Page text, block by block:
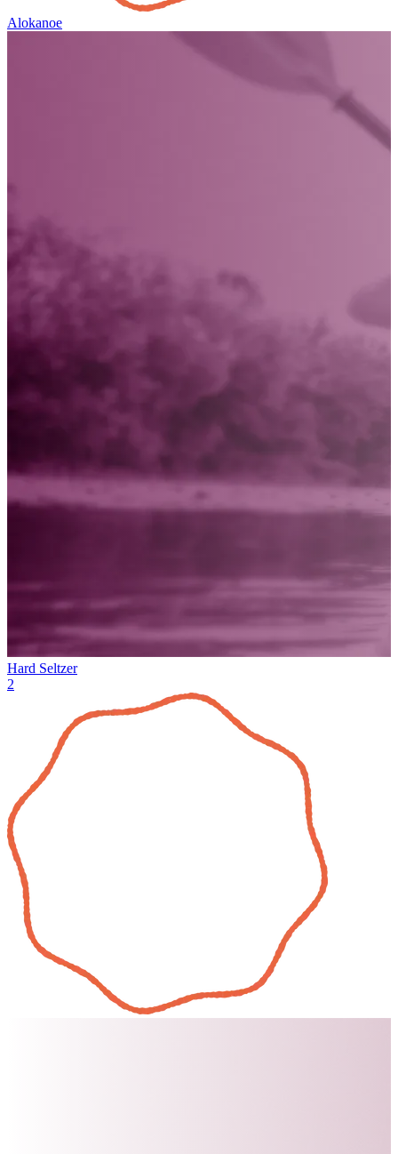
Alokanoe
Hard Seltzer
2